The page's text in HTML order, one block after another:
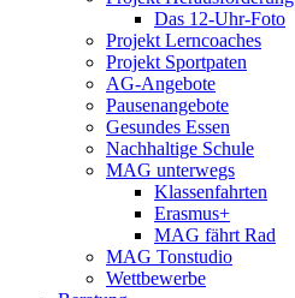
Das 12-Uhr-Foto
Projekt Lerncoaches
Projekt Sportpaten
AG-Angebote
Pausenangebote
Gesundes Essen
Nachhaltige Schule
MAG unterwegs
Klassenfahrten
Erasmus+
MAG fährt Rad
MAG Tonstudio
Wettbewerbe